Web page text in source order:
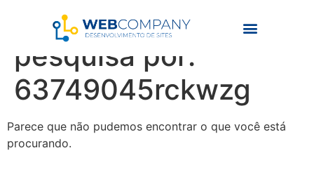
Resultados da
pesquisa por:
63749045rckwzg
Parece que não pudemos encontrar o que você está
procurando.